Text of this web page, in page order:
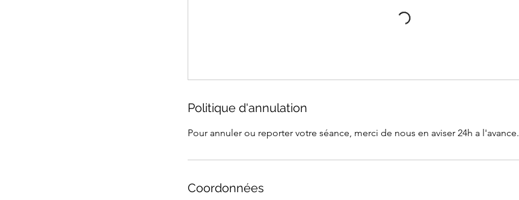
Politique d'annulation
Pour annuler ou reporter votre séance, merci de nous en aviser 24h a l'avance.
Coordonnées